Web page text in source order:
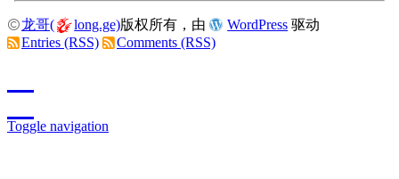
龙哥( long.ge)版权所有，由 WordPress 驱动
Entries (RSS)
Comments (RSS)
Toggle navigation